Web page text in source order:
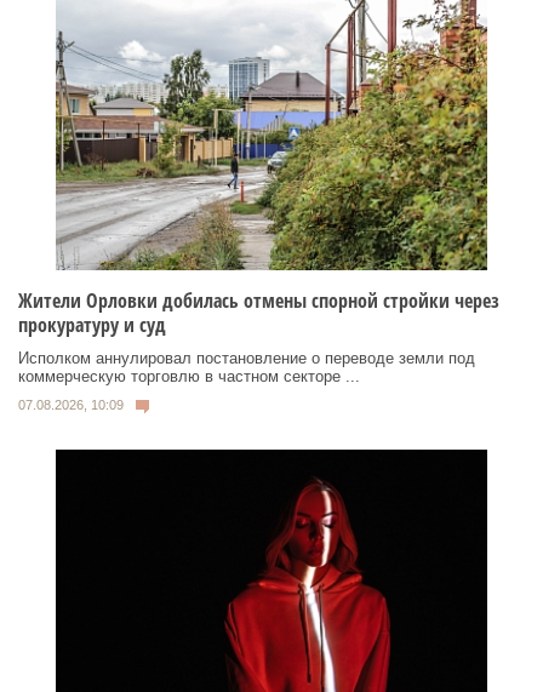
Жители Орловки добилась отмены спорной стройки через
прокуратуру и суд
Исполком аннулировал постановление о переводе земли под
коммерческую торговлю в частном секторе ...
07.08.2026, 10:09